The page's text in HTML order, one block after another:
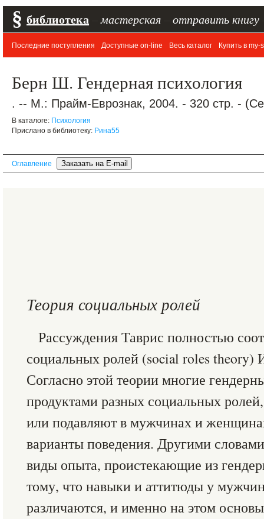
§ библиотека мастерская отправить книгу
Последние поступления Доступные on-line Весь каталог Купить в my-
Берн Ш. Гендерная психология
. -- М.: Прайм-Еврознак, 2004. - 320 стр. -
В каталоге: Психология
Прислано в библиотеку: Рина55
Оглавление
Теория социальных ролей
Рассуждения Таврис полностью
социальных ролей (social roles theory)
Согласно этой теории многие
продуктами разных социальных
или подавляют в мужчинах и
варианты поведения. Другими
виды опыта, проистекающие из
тому, что навыки и аттитюды у
различаются, и именно на этом